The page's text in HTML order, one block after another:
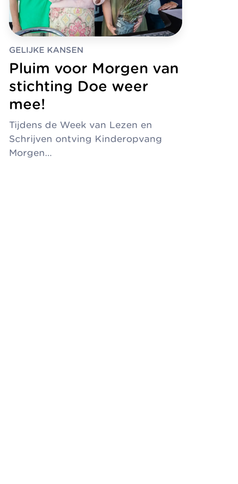
GELIJKE KANSEN
Pluim voor Morgen van
stichting Doe weer
mee!
Tijdens de Week van Lezen en
Schrijven ontving Kinderopvang
Morgen…